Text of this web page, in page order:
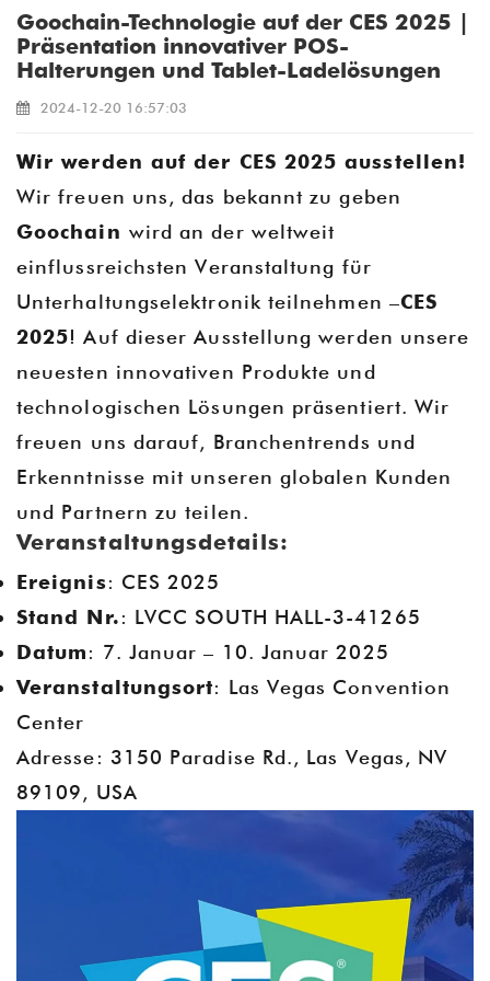
Goochain-Technologie auf der CES 2025 |
Präsentation innovativer POS-
Halterungen und Tablet-Ladelösungen
2024-12-20 16:57:03
Wir werden auf der CES 2025 ausstellen!
Wir freuen uns, das bekannt zu geben
Goochain wird an der weltweit
einflussreichsten Veranstaltung für
Unterhaltungselektronik teilnehmen –CES
2025! Auf dieser Ausstellung werden unsere
neuesten innovativen Produkte und
technologischen Lösungen präsentiert. Wir
freuen uns darauf, Branchentrends und
Erkenntnisse mit unseren globalen Kunden
und Partnern zu teilen.
Veranstaltungsdetails:
Ereignis: CES 2025
Stand Nr.: LVCC SOUTH HALL-3-41265
Datum: 7. Januar – 10. Januar 2025
Veranstaltungsort: Las Vegas Convention
Center
Adresse: 3150 Paradise Rd., Las Vegas, NV
89109, USA